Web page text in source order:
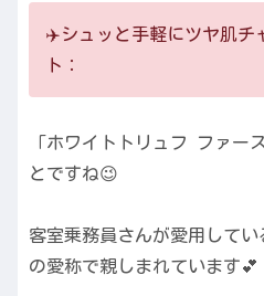
✈️シュッと手軽にツヤ肌チ
ト：
「ホワイトトリュフ ファー
とですね😉
客室乗務員さんが愛用してい
の愛称で親しまれています💕